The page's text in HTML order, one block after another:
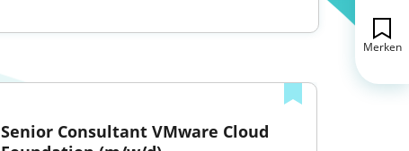
Senior Consultant VMware Cloud
Merken